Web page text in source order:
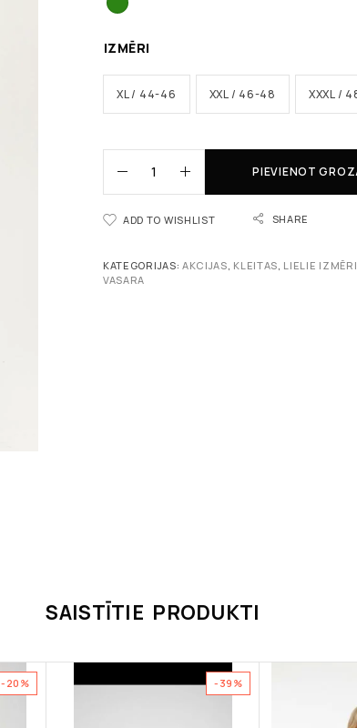
IZMĒRI
XL / 44-46 XXL / 46-48 XXXL /
PIEVIENOT
ADD TO WISHLIST SHARE
KATEGORIJAS: AKCIJAS KLEITAS LIELIE IZMĒRI
VASARA
SAISTĪTIE PRODUKTI
-20% -39%